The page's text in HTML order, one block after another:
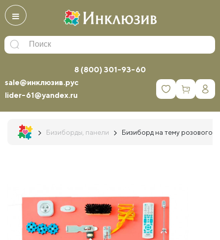
8 (800) 301-93-60
sale@инклюзив.рус
lider-61@yandex.ru
0
Бизиборды, панели Бизиборд на тему розового